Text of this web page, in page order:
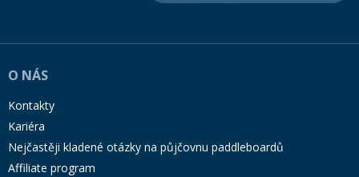
O NÁS
Kontakty
Kariéra
Nejčastěji kladené otázky na půjčovnu paddleboardů
Affiliate program